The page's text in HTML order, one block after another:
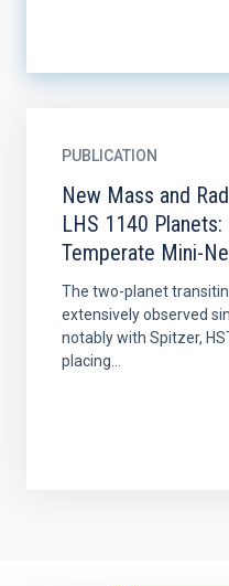
PUBLICATION
New Mass and
LHS 1140
Temperate Mini-
The two-planet
extensively observed
notably with Spitzer,
placing...